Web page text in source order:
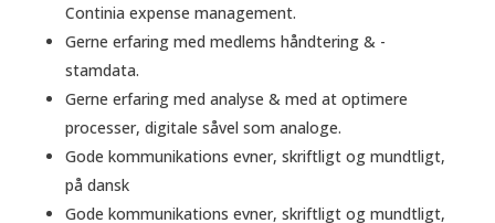
Continia expense management.
Gerne erfaring med medlems håndtering & -
stamdata.
Gerne erfaring med analyse & med at optimere
processer, digitale såvel som analoge.
Gode kommunikations evner, skriftligt og mundtligt,
på dansk
Gode kommunikations evner, skriftligt og mundtligt,